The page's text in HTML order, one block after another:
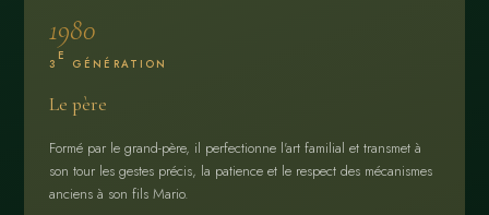
1980
3
E
GÉNÉRATION
Le père
Formé par le grand-père, il perfectionne l'art familial et transmet à
son tour les gestes précis, la patience et le respect des mécanismes
anciens à son fils Mario.